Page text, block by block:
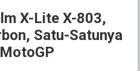
X-Lite X-803,
Satu-Satunya